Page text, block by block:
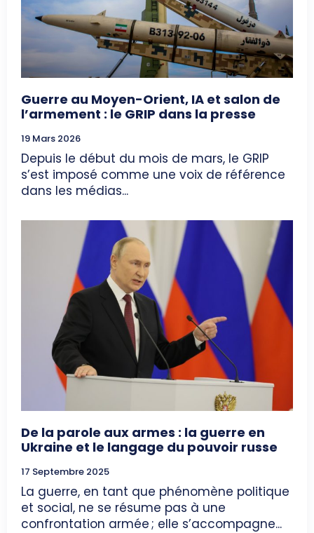
Guerre au Moyen-Orient, IA et salon de
l’armement : le GRIP dans la presse
19 Mars 2026
Depuis le début du mois de mars, le GRIP
s’est imposé comme une voix de référence
dans les médias...
De la parole aux armes : la guerre en
Ukraine et le langage du pouvoir russe
17 Septembre 2025
La guerre, en tant que phénomène politique
et social, ne se résume pas à une
confrontation armée ; elle s’accompagne...